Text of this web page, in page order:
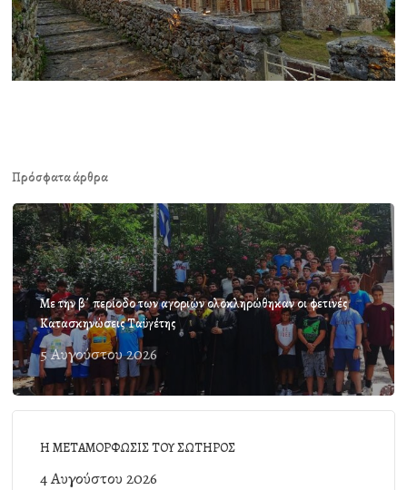
Πρόσφατα άρθρα
Με την β΄ περίοδο των αγοριών ολοκληρώθηκαν οι φετινές
Κατασκηνώσεις Ταϋγέτης
5 Αυγούστου 2026
Η ΜΕΤΑΜΟΡΦΩΣΙΣ ΤΟΥ ΣΩΤΗΡΟΣ
4 Αυγούστου 2026